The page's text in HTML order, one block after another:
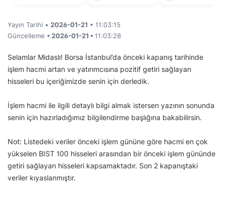
Yayın Tarihi • 2026-01-21 • 11:03:15
Güncelleme • 2026-01-21 • 11:03:28
Selamlar Midaslı! Borsa İstanbul’da önceki kapanış tarihinde
işlem hacmi artan ve yatırımcısına pozitif getiri sağlayan
hisseleri bu içeriğimizde senin için derledik.
İşlem hacmi ile ilgili detaylı bilgi almak istersen yazının sonunda
senin için hazırladığımız bilgilendirme başlığına bakabilirsin.
Not: Listedeki veriler önceki işlem gününe göre hacmi en çok
yükselen BIST 100 hisseleri arasından bir önceki işlem gününde
getiri sağlayan hisseleri kapsamaktadır. Son 2 kapanıştaki
veriler kıyaslanmıştır.